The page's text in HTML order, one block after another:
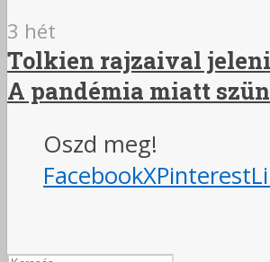
3 hét
Tolkien rajzaival
A pandémia miatt
Oszd meg!
FacebookXPinterest